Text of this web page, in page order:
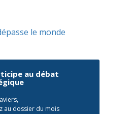
le monde
au débat
au dossier du mois